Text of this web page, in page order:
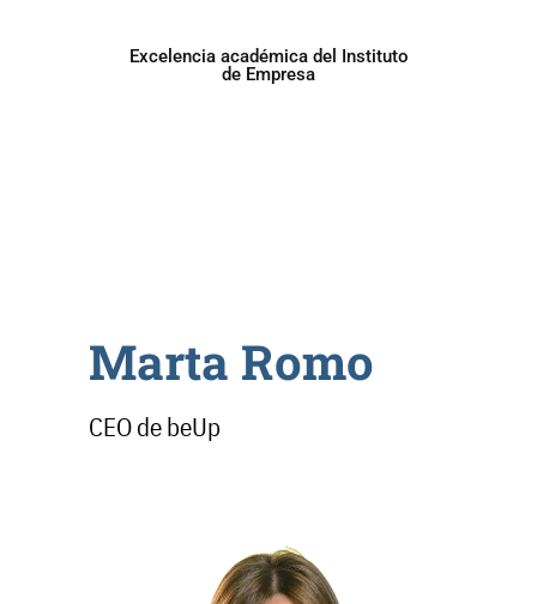
Excelencia académica del Instituto
de Empresa
Marta Romo
CEO de beUp